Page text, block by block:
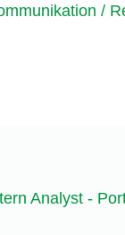
/
Analyst -